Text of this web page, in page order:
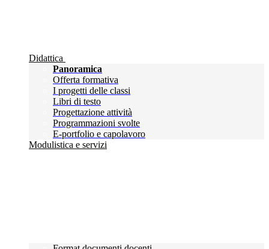
Didattica
Panoramica
Offerta formativa
I progetti delle classi
Libri di testo
Progettazione attività
Programmazioni svolte
E-portfolio e capolavoro
Modulistica e servizi